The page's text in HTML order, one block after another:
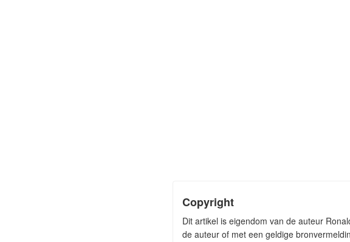
Copyright
Dit artikel is eigendom van de auteur
de auteur of met een geldige